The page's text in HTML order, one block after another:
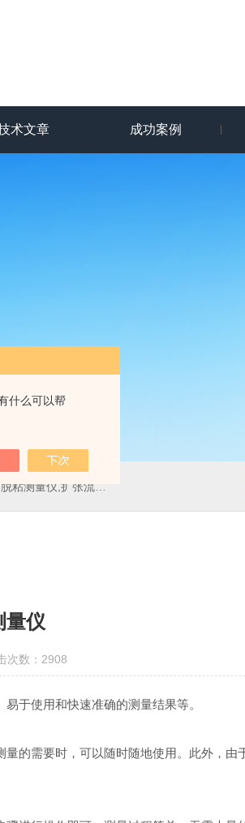
什么可以帮
术文章 成功案例
具测量仪,多重光散射仪
量仪
数：2908
于使用和快速准确的测量结果等。
需要时，可以随时随地使用。此外，由